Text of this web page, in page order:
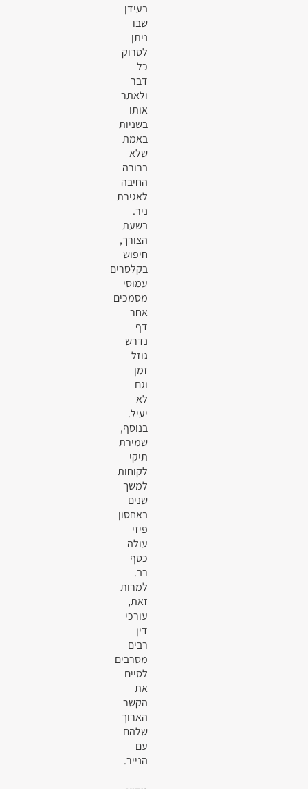
בעידן
שבו
ניתן
לסרוק
כל
דבר
ולאתר
אותו
בשניות
באמת
שלא
ברורה
החיבה
לאגירת
ניר.
בשעת
הצורך,
חיפוש
בקלסרים
עמוסי
מסמכים
אחר
דף
נדרש
גוזל
זמן
וגם
לא
יעיל.
בנוסף,
שמירת
תיקי
לקוחות
למשך
שנים
באחסון
פיזי
עולה
כסף
רב.
למרות
זאת,
עורכי
דין
רבים
מסרבים
לסיים
את
הקשר
הארוך
שלהם
עם
הנייר.